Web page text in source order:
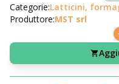
Categorie:Latticini,
Produttore:MST srl